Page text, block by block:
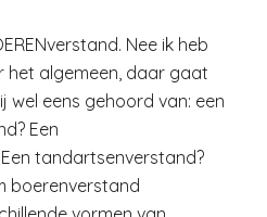
Nee ik heb
het algemeen, daar gaat
wel eens gehoord van: een
Een
tandartsenverstand?
boerenverstand